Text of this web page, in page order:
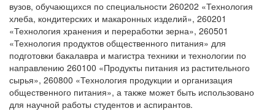
вузов, обучающихся по специальности 260202 «Технология
хлеба, кондитерских и макаронных изделий», 260201
«Технология хранения и переработки зерна», 260501
«Технология продуктов общественного питания» для
подготовки бакалавра и магистра техники и технологии по
направлению 260100 «Продукты питания из растительного
сырья», 260800 «Технология продукции и организация
общественного питания», а также может быть использовано
для научной работы студентов и аспирантов.